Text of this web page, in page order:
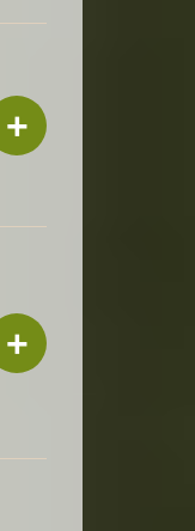
+
+